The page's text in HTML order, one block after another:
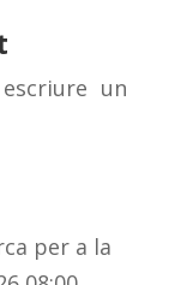
un
per a la